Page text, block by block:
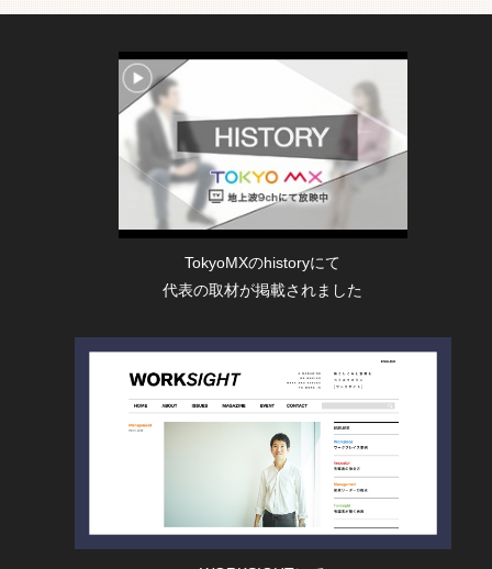
TokyoMXのhistoryにて
代表の取材が掲載されました